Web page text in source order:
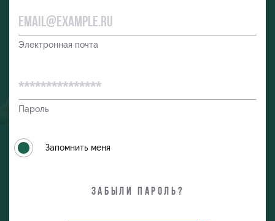
Электронная почта
Пароль
Запомнить меня
Забыли пароль?